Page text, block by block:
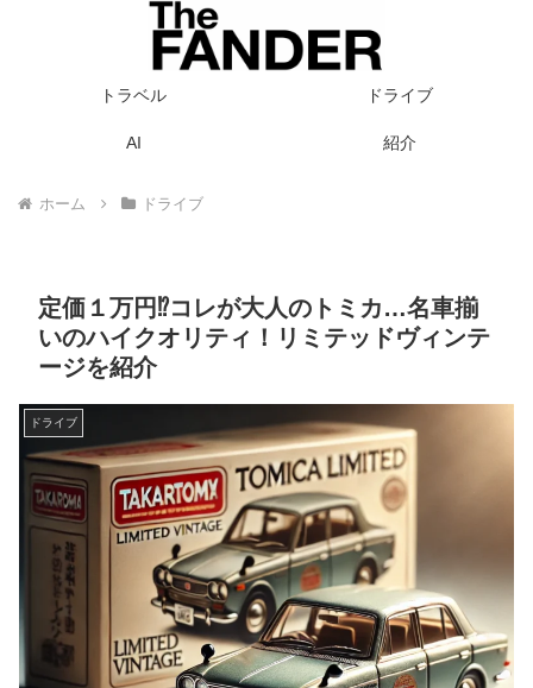
トラベル ドライブ
AI 紹介
ホーム ドライブ
定価１万円⁉コレが大人のトミカ…名車揃
いのハイクオリティ！リミテッドヴィンテ
ージを紹介
ドライブ